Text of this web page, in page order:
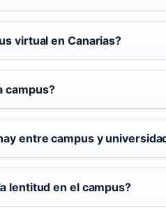
virtual en Canarias?
campus?
entre campus y
lentitud en el campus?